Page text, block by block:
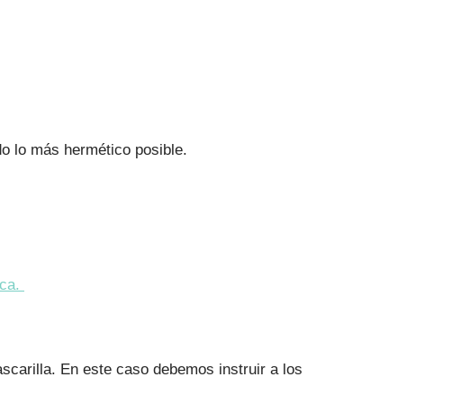
lo más hermético posible.
En este caso debemos instruir a los